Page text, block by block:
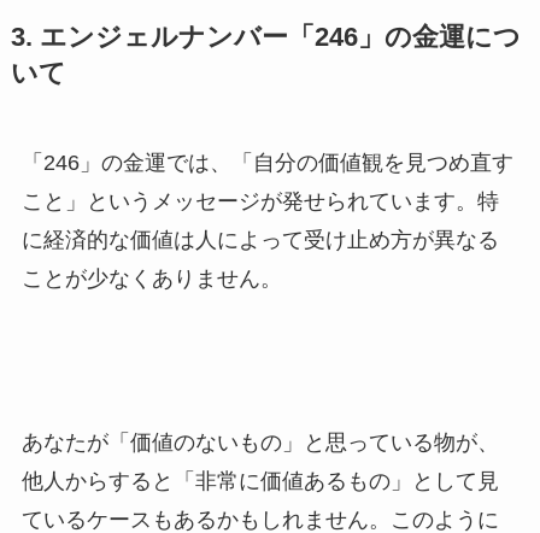
3. エンジェルナンバー「246」の金運につ
いて
「246」の金運では、「自分の価値観を見つめ直す
こと」というメッセージが発せられています。特
に経済的な価値は人によって受け止め方が異なる
ことが少なくありません。
あなたが「価値のないもの」と思っている物が、
他人からすると「非常に価値あるもの」として見
ているケースもあるかもしれません。このように